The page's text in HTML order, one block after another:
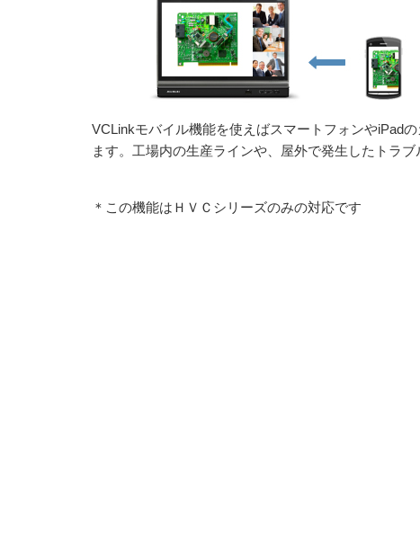
VCLinkモバイル機能を使えばスマートフォンやiPad
ます。工場内の生産ラインや、屋外で発生したトラ
＊この機能はＨＶＣシリーズのみの対応です